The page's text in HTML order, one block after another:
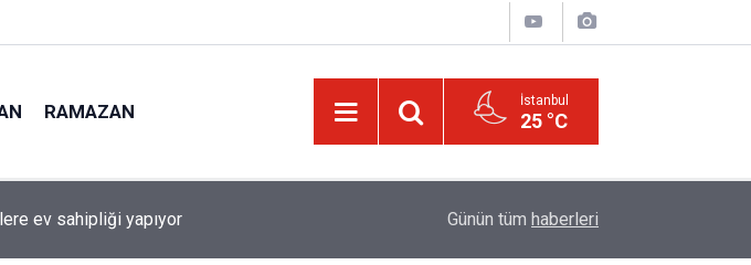
RAMAZAN İstanbul
25 °C
yönleri Trump, Amerika'da seçim kazanan Müslüman
Günün tüm haberleri